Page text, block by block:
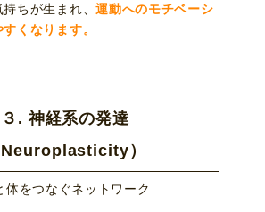
ちが生まれ、運動へのモチベーシ
くなります。
３. 神経系の発達
Neuroplasticity）
体をつなぐネットワーク